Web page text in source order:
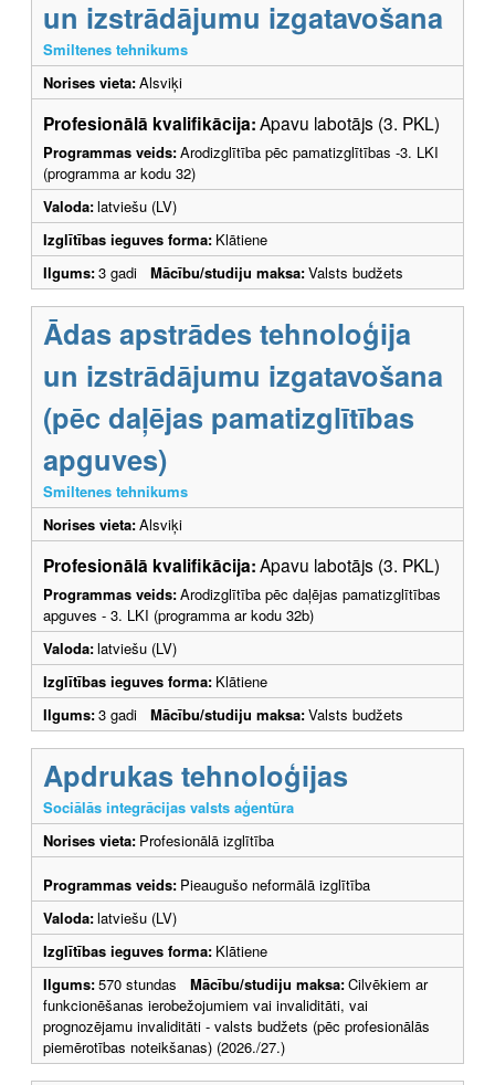
un izstrādājumu izgatavošana
Smiltenes tehnikums
Norises vieta:Alsviķi
Profesionālā kvalifikācija:Apavu labotājs (3. PKL)
Programmas veids:Arodizglītība pēc pamatizglītības -3. LKI
(programma ar kodu 32)
Valoda:latviešu (LV)
Izglītības ieguves forma: Klātiene
Ilgums:3 gadi Mācību/studiju maksa:Valsts budžets
Ādas apstrādes tehnoloģija
un izstrādājumu izgatavošana
(pēc daļējas pamatizglītības
apguves)
Smiltenes tehnikums
Norises vieta:Alsviķi
Profesionālā kvalifikācija:Apavu labotājs (3. PKL)
Programmas veids:Arodizglītība pēc daļējas pamatizglītības
apguves - 3. LKI (programma ar kodu 32b)
Valoda:latviešu (LV)
Izglītības ieguves forma: Klātiene
Ilgums:3 gadi Mācību/studiju maksa:Valsts budžets
Apdrukas tehnoloģijas
Sociālās integrācijas valsts aģentūra
Norises vieta: Profesionālā izglītība
Programmas veids: Pieaugušo neformālā izglītība
Valoda:latviešu (LV)
Izglītības ieguves forma: Klātiene
Ilgums:570 stundas Mācību/studiju maksa:Cilvēkiem ar
funkcionēšanas ierobežojumiem vai invaliditāti, vai
prognozējamu invaliditāti - valsts budžets (pēc profesionālās
piemērotības noteikšanas) (2026./27.)